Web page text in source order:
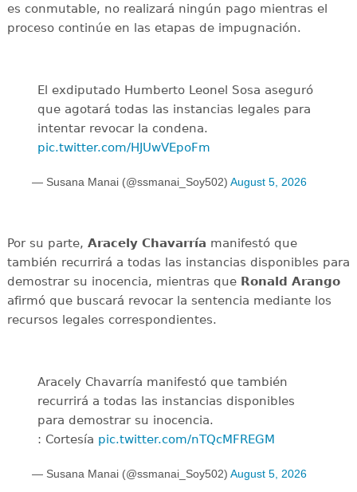
es conmutable, no realizará ningún pago mientras el
proceso continúe en las etapas de impugnación.
El exdiputado Humberto Leonel Sosa aseguró
que agotará todas las instancias legales para
intentar revocar la condena.
pic.twitter.com/HJUwVEpoFm
— Susana Manai (@ssmanai_Soy502) August 5, 2026
Por su parte, Aracely Chavarría manifestó que
también recurrirá a todas las instancias disponibles para
demostrar su inocencia, mientras que Ronald Arango
afirmó que buscará revocar la sentencia mediante los
recursos legales correspondientes.
Aracely Chavarría manifestó que también
recurrirá a todas las instancias disponibles
para demostrar su inocencia.
: Cortesía pic.twitter.com/nTQcMFREGM
— Susana Manai (@ssmanai_Soy502) August 5, 2026